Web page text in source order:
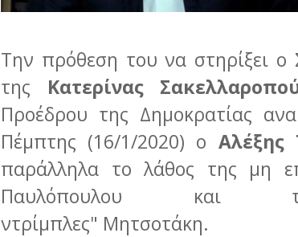
Την πρόθεση του να στηρίξει
της Κατερίνας
Προέδρου της Δημοκρατίας
Πέμπτης (16/1/2020) ο Αλέξης
παράλληλα το λάθος της μη
Παυλόπουλου και
ντρίμπλες" Μητσοτάκη.